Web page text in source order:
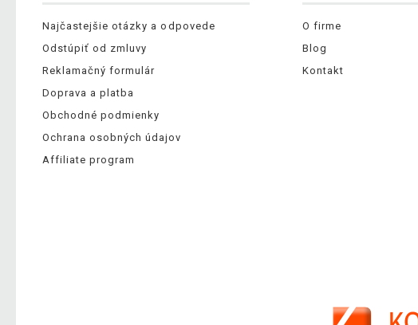
Najčastejšie otázky a odpovede
Odstúpiť od zmluvy
Reklamačný formulár
Doprava a platba
Obchodné podmienky
Ochrana osobných údajov
Affiliate program
O firme
Blog
Kontakt